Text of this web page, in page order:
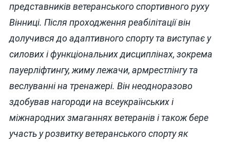
представників ветеранського спортивного руху
Вінниці. Після проходження реабілітації він
долучився до адаптивного спорту та виступає у
силових і функціональних дисциплінах, зокрема
пауерліфтингу, жиму лежачи, армрестлінгу та
веслуванні на тренажері. Він неодноразово
здобував нагороди на всеукраїнських і
міжнародних змаганнях ветеранів і також бере
участь у розвитку ветеранського спорту як